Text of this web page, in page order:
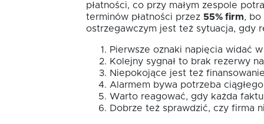
płatności, co przy małym zespole
terminów płatności przez 55% firm, bo
ostrzegawczym jest też sytuacja, gdy
Pierwsze oznaki napięcia widać
Kolejny sygnał to brak rezerwy
Niepokojące jest też
Alarmem bywa potrzeba
Warto reagować, gdy każda
Dobrze też sprawdzić, czy firma